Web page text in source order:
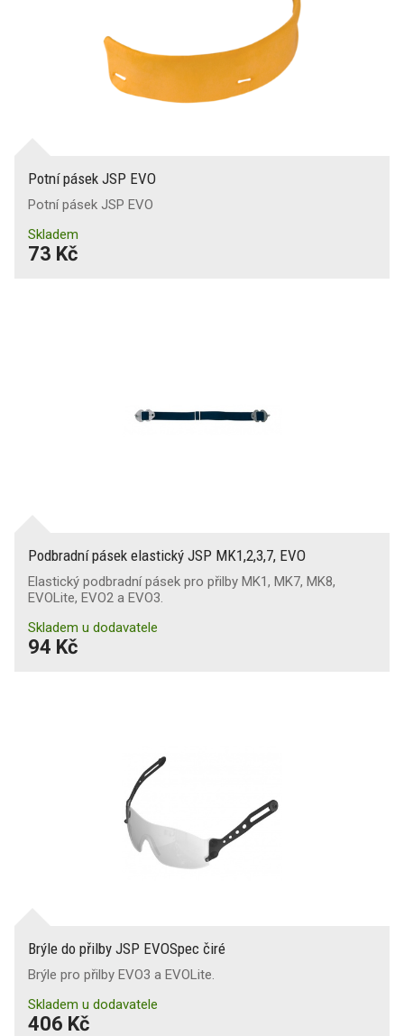
Potní pásek JSP EVO
Potní pásek JSP EVO
Skladem
73 Kč
Podbradní pásek elastický JSP MK1,2,3,7, EVO
Elastický podbradní pásek pro přilby MK1, MK7, MK8,
EVOLite, EVO2 a EVO3.
Skladem u dodavatele
94 Kč
Brýle do přilby JSP EVOSpec čiré
Brýle pro přilby EVO3 a EVOLite.
Skladem u dodavatele
406 Kč